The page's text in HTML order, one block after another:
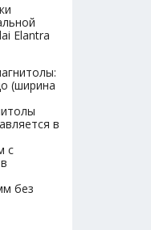
Elantra
(ширина
в
с
без